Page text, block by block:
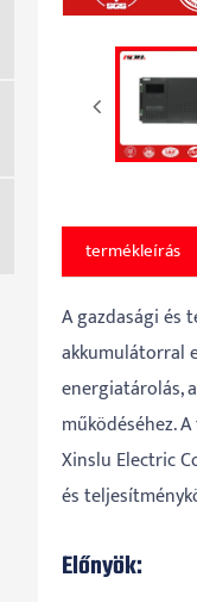
termékleírás
A gazdasági és
akkumulátorral
energiatárolás,
működéséhez.
Xinslu Electric
és
Előnyök: